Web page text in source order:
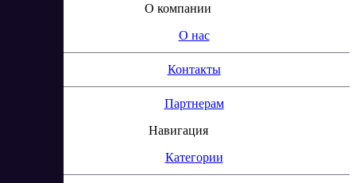
О компании
О нас
Контакты
Партнерам
Навигация
Категории